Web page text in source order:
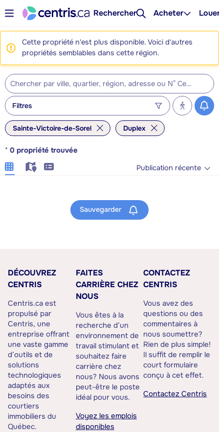
Rechercher Acheter
Cette propriété n'est plus disponible. Voici d'autres
propriétés semblables dans cette région.
Filtres
Sainte-Victoire-de-Sorel Duplex
* 0 propriété trouvée
Publication récente
Sauvegarder
DÉCOUVREZ
CENTRIS
Centris.ca est
propulsé par
Centris, une
entreprise offrant
une vaste gamme
d’outils et de
solutions
technologiques
adaptés aux
besoins des
courtiers
immobiliers du
Québec.
FAITES
CARRIÈRE CHEZ
NOUS
Vous êtes à la
recherche d’un
environnement de
travail stimulant et
souhaitez faire
carrière chez
nous? Nous avons
peut-être le poste
idéal pour vous.
Voyez les emplois
disponibles
CONTACTEZ
CENTRIS
Vous avez des
questions ou des
commentaires à
nous soumettre?
Rien de plus simple!
Il suffit de remplir le
court formulaire
conçu à cet effet.
Contactez Centris